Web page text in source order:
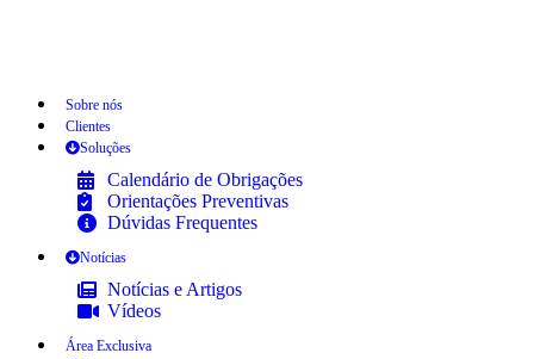
Sobre nós
Clientes
Soluções
Calendário de Obrigações
Orientações Preventivas
Dúvidas Frequentes
Notícias
Notícias e Artigos
Vídeos
Área Exclusiva